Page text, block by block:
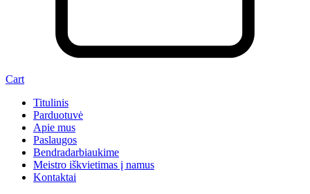
Cart
Titulinis
Parduotuvė
Apie mus
Paslaugos
Bendradarbiaukime
Meistro iškvietimas į namus
Kontaktai